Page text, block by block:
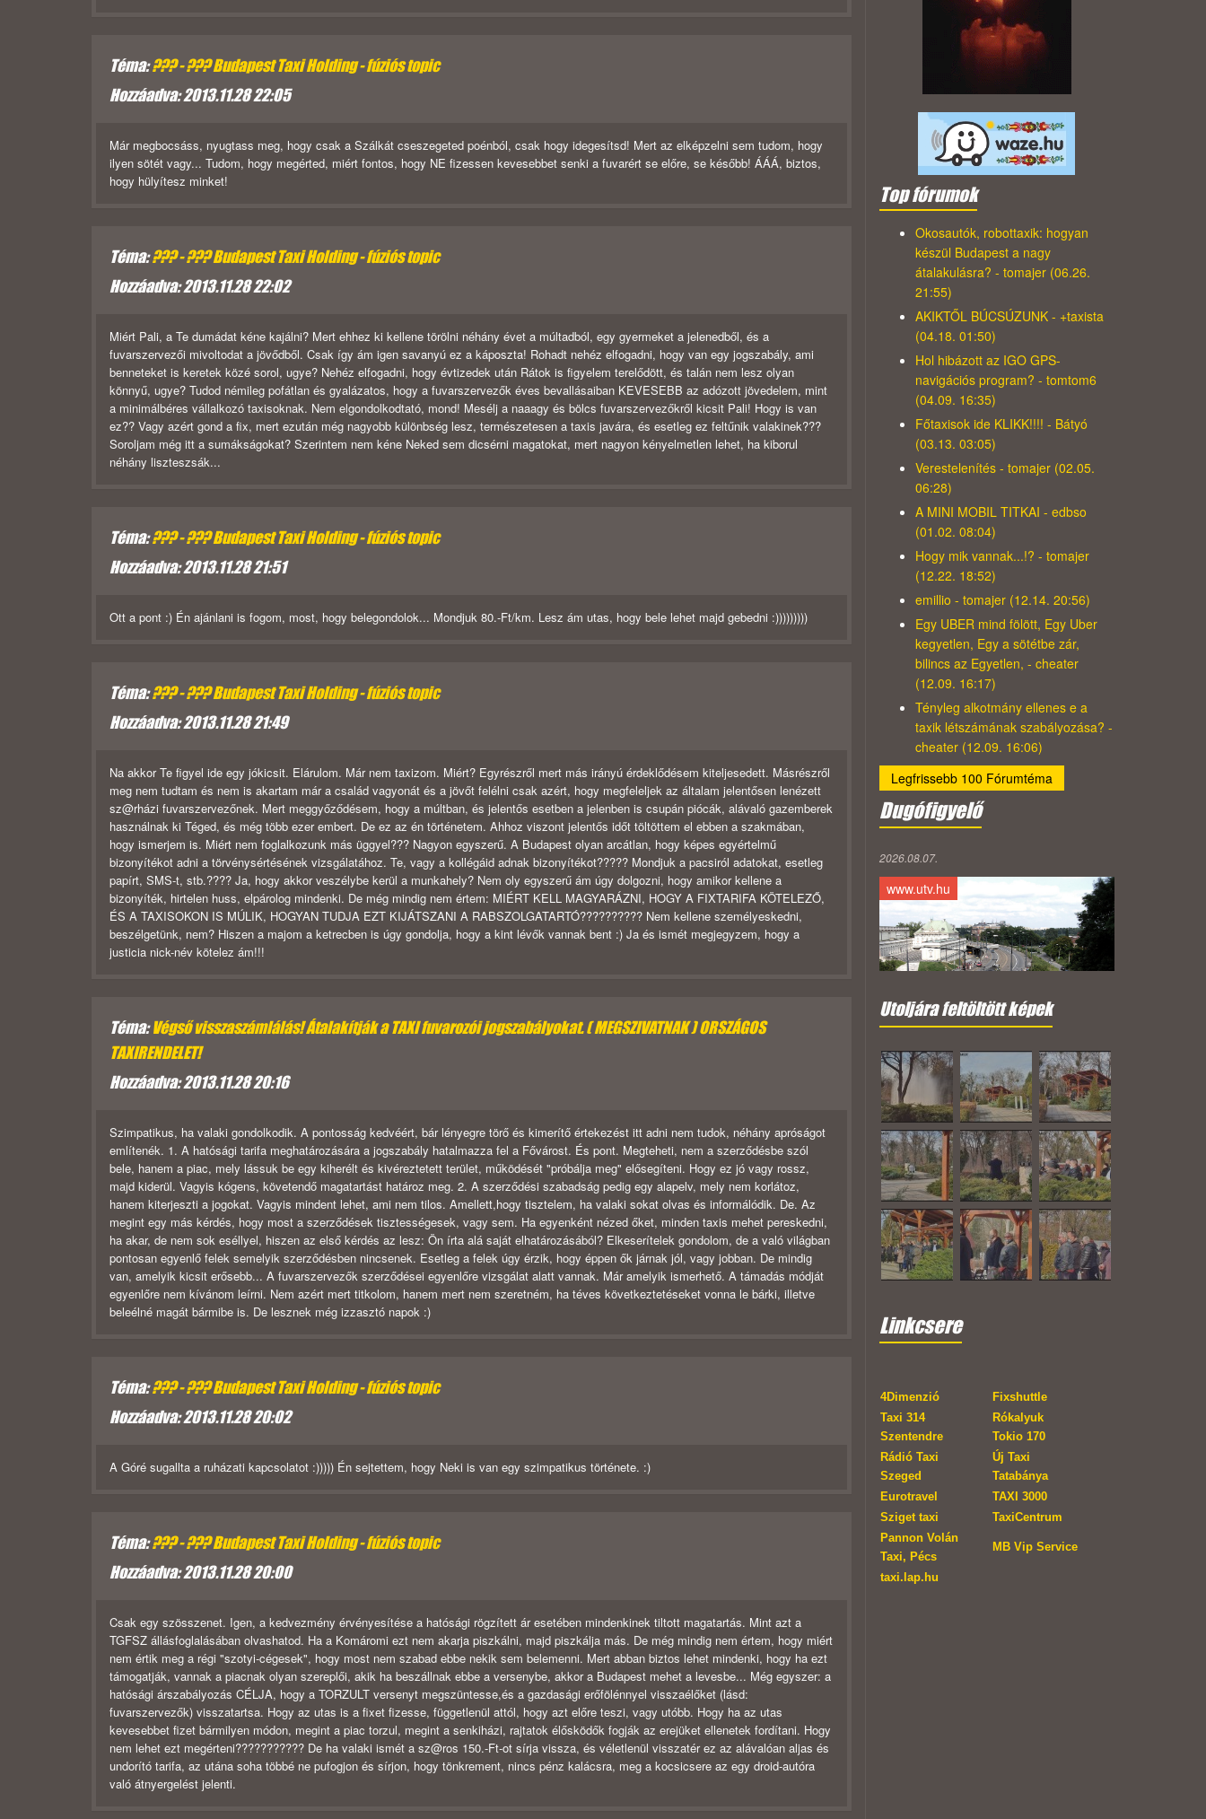
Téma:??? - ??? Budapest Taxi Holding - fúziós topic
Hozzáadva: 2013.11.28 22:05
Már megbocsáss, nyugtass meg, hogy csak a Szálkát cseszegeted poénból, csak hogy idegesítsd! Mert az elképzelni sem tudom, hogy
ilyen sötét vagy... Tudom, hogy megérted, miért fontos, hogy NE fizessen kevesebbet senki a fuvarért se előre, se később! ÁÁÁ, biztos,
hogy hülyítesz minket!
Téma:??? - ??? Budapest Taxi Holding - fúziós topic
Hozzáadva: 2013.11.28 22:02
Miért Pali, a Te dumádat kéne kajálni? Mert ehhez ki kellene törölni néhány évet a múltadból, egy gyermeket a jelenedből, és a
fuvarszervezői mivoltodat a jövődből. Csak így ám igen savanyú ez a káposzta! Rohadt nehéz elfogadni, hogy van egy jogszabály, ami
benneteket is keretek közé sorol, ugye? Nehéz elfogadni, hogy évtizedek után Rátok is figyelem terelődött, és talán nem lesz olyan
könnyű, ugye? Tudod némileg pofátlan és gyalázatos, hogy a fuvarszervezők éves bevallásaiban KEVESEBB az adózott jövedelem, mint
a minimálbéres vállalkozó taxisoknak. Nem elgondolkodtató, mond! Mesélj a naaagy és bölcs fuvarszervezőkről kicsit Pali! Hogy is van
ez?? Vagy azért gond a fix, mert ezután még nagyobb különbség lesz, természetesen a taxis javára, és esetleg ez feltűnik valakinek???
Soroljam még itt a sumákságokat? Szerintem nem kéne Neked sem dicsérni magatokat, mert nagyon kényelmetlen lehet, ha kiborul
néhány liszteszsák...
Téma:??? - ??? Budapest Taxi Holding - fúziós topic
Hozzáadva: 2013.11.28 21:51
Ott a pont :) Én ajánlani is fogom, most, hogy belegondolok... Mondjuk 80.-Ft/km. Lesz ám utas, hogy bele lehet majd gebedni :)))))))))
Téma:??? - ??? Budapest Taxi Holding - fúziós topic
Hozzáadva: 2013.11.28 21:49
Na akkor Te figyel ide egy jókicsit. Elárulom. Már nem taxizom. Miért? Egyrészről mert más irányú érdeklődésem kiteljesedett. Másrészről
meg nem tudtam és nem is akartam már a család vagyonát és a jövőt felélni csak azért, hogy megfeleljek az általam jelentősen lenézett
sz@rházi fuvarszervezőnek. Mert meggyőződésem, hogy a múltban, és jelentős esetben a jelenben is csupán piócák, alávaló gazemberek
használnak ki Téged, és még több ezer embert. De ez az én történetem. Ahhoz viszont jelentős időt töltöttem el ebben a szakmában,
hogy ismerjem is. Miért nem foglalkozunk más üggyel??? Nagyon egyszerű. A Budapest olyan arcátlan, hogy képes egyértelmű
bizonyítékot adni a törvénysértésének vizsgálatához. Te, vagy a kollégáid adnak bizonyítékot????? Mondjuk a pacsiról adatokat, esetleg
papírt, SMS-t, stb.???? Ja, hogy akkor veszélybe kerül a munkahely? Nem oly egyszerű ám úgy dolgozni, hogy amikor kellene a
bizonyíték, hirtelen huss, elpárolog mindenki. De még mindig nem értem: MIÉRT KELL MAGYARÁZNI, HOGY A FIXTARIFA KÖTELEZŐ,
ÉS A TAXISOKON IS MÚLIK, HOGYAN TUDJA EZT KIJÁTSZANI A RABSZOLGATARTÓ?????????? Nem kellene személyeskedni,
beszélgetünk, nem? Hiszen a majom a ketrecben is úgy gondolja, hogy a kint lévők vannak bent :) Ja és ismét megjegyzem, hogy a
justicia nick-név kötelez ám!!!
Téma:Végső visszaszámlálás! Átalakítják a TAXI fuvarozói jogszabályokat. ( MEGSZIVATNAK ) ORSZÁGOS
TAXIRENDELET!
Hozzáadva: 2013.11.28 20:16
Szimpatikus, ha valaki gondolkodik. A pontosság kedvéért, bár lényegre törő és kimerítő értekezést itt adni nem tudok, néhány apróságot
említenék. 1. A hatósági tarifa meghatározására a jogszabály hatalmazza fel a Fővárost. És pont. Megteheti, nem a szerződésbe szól
bele, hanem a piac, mely lássuk be egy kiherélt és kivéreztetett terület, működését "próbálja meg" elősegíteni. Hogy ez jó vagy rossz,
majd kiderül. Vagyis kógens, követendő magatartást határoz meg. 2. A szerződési szabadság pedig egy alapelv, mely nem korlátoz,
hanem kiterjeszti a jogokat. Vagyis mindent lehet, ami nem tilos. Amellett,hogy tisztelem, ha valaki sokat olvas és informálódik. De. Az
megint egy más kérdés, hogy most a szerződések tisztességesek, vagy sem. Ha egyenként nézed őket, minden taxis mehet pereskedni,
ha akar, de nem sok eséllyel, hiszen az első kérdés az lesz: Ön írta alá saját elhatározásából? Elkeserítelek gondolom, de a való világban
pontosan egyenlő felek semelyik szerződésben nincsenek. Esetleg a felek úgy érzik, hogy éppen ők járnak jól, vagy jobban. De mindig
van, amelyik kicsit erősebb... A fuvarszervezők szerződései egyenlőre vizsgálat alatt vannak. Már amelyik ismerhető. A támadás módját
egyenlőre nem kívánom leírni. Nem azért mert titkolom, hanem mert nem szeretném, ha téves következtetéseket vonna le bárki, illetve
beleélné magát bármibe is. De lesznek még izzasztó napok :)
Téma:??? - ??? Budapest Taxi Holding - fúziós topic
Hozzáadva: 2013.11.28 20:02
A Góré sugallta a ruházati kapcsolatot :))))) Én sejtettem, hogy Neki is van egy szimpatikus története. :)
Téma:??? - ??? Budapest Taxi Holding - fúziós topic
Hozzáadva: 2013.11.28 20:00
Csak egy szösszenet. Igen, a kedvezmény érvényesítése a hatósági rögzített ár esetében mindenkinek tiltott magatartás. Mint azt a
TGFSZ állásfoglalásában olvashatod. Ha a Komáromi ezt nem akarja piszkálni, majd piszkálja más. De még mindig nem értem, hogy miért
nem értik meg a régi "szotyi-cégesek", hogy most nem szabad ebbe nekik sem belemenni. Mert abban biztos lehet mindenki, hogy ha ezt
támogatják, vannak a piacnak olyan szereplői, akik ha beszállnak ebbe a versenybe, akkor a Budapest mehet a levesbe... Még egyszer: a
hatósági árszabályozás CÉLJA, hogy a TORZULT versenyt megszüntesse,és a gazdasági erőfölénnyel visszaélőket (lásd:
fuvarszervezők) visszatartsa. Hogy az utas is a fixet fizesse, függetlenül attól, hogy azt előre teszi, vagy utóbb. Hogy ha az utas
kevesebbet fizet bármilyen módon, megint a piac torzul, megint a senkiházi, rajtatok élősködők fogják az erejüket ellenetek fordítani. Hogy
nem lehet ezt megérteni??????????? De ha valaki ismét a sz@ros 150.-Ft-ot sírja vissza, és véletlenül visszatér ez az alávalóan aljas és
undorító tarifa, az utána soha többé ne pufogjon és sírjon, hogy tönkrement, nincs pénz kalácsra, meg a kocsicsere az egy droid-autóra
való átnyergelést jelenti.
Top fórumok
Okosautók, robottaxik: hogyan
készül Budapest a nagy
átalakulásra? - tomajer (06.26.
21:55)
AKIKTŐL BÚCSÚZUNK - +taxista
(04.18. 01:50)
Hol hibázott az IGO GPS-
navigációs program? - tomtom6
(04.09. 16:35)
Főtaxisok ide KLIKK!!!! - Bátyó
(03.13. 03:05)
Verestelenítés - tomajer (02.05.
06:28)
A MINI MOBIL TITKAI - edbso
(01.02. 08:04)
Hogy mik vannak...!? - tomajer
(12.22. 18:52)
emillio - tomajer (12.14. 20:56)
Egy UBER mind fölött, Egy Uber
kegyetlen, Egy a sötétbe zár,
bilincs az Egyetlen, - cheater
(12.09. 16:17)
Tényleg alkotmány ellenes e a
taxik létszámának szabályozása? -
cheater (12.09. 16:06)
Legfrissebb 100 Fórumtéma
Dugófigyelő
2026.08.07.
www.utv.hu
Utoljára feltöltött képek
Linkcsere
4Dimenzió
Fixshuttle
Taxi 314
Szentendre
Rókalyuk
Tokio 170
Rádió Taxi
Szeged
Új Taxi
Tatabánya
Eurotravel
TAXI 3000
Sziget taxi
TaxiCentrum
Pannon Volán
Taxi, Pécs
MB Vip Service
taxi.lap.hu